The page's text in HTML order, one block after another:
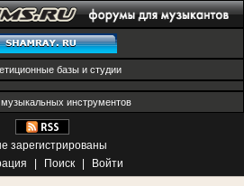
базы и студии
инструментов
зарегистрированы
Поиск Войти